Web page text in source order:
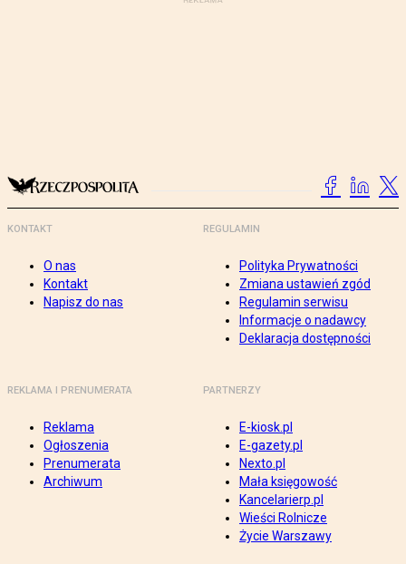
KONTAKT
O nas
Kontakt
Napisz do nas
REGULAMIN
Polityka Prywatności
Zmiana ustawień zgód
Regulamin serwisu
Informacje o nadawcy
Deklaracja dostępności
REKLAMA I PRENUMERATA
Reklama
Ogłoszenia
Prenumerata
Archiwum
PARTNERZY
E-kiosk.pl
E-gazety.pl
Nexto.pl
Mała księgowość
Kancelarierp.pl
Wieści Rolnicze
Życie Warszawy